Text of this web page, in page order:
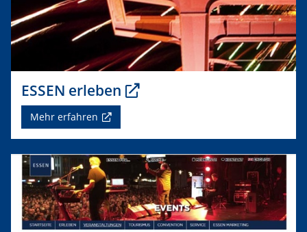
ESSEN erleben
Mehr erfahren